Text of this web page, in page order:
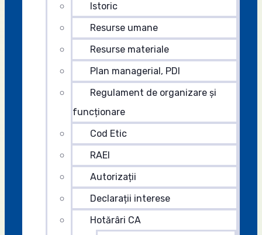
Istoric
Resurse umane
Resurse materiale
Plan managerial, PDI
Regulament de organizare și
funcționare
Cod Etic
RAEI
Autorizații
Declarații interese
Hotărâri CA